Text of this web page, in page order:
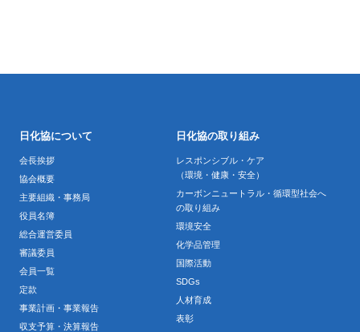
日化協について
会長挨拶
協会概要
主要組織・事務局
役員名簿
総合運営委員
審議委員
会員一覧
定款
事業計画・事業報告
収支予算・決算報告
日化協の取り組み
レスポンシブル・ケア
（環境・健康・安全）
カーボンニュートラル・循環型社会へ
の取り組み
環境安全
化学品管理
国際活動
SDGs
人材育成
表彰